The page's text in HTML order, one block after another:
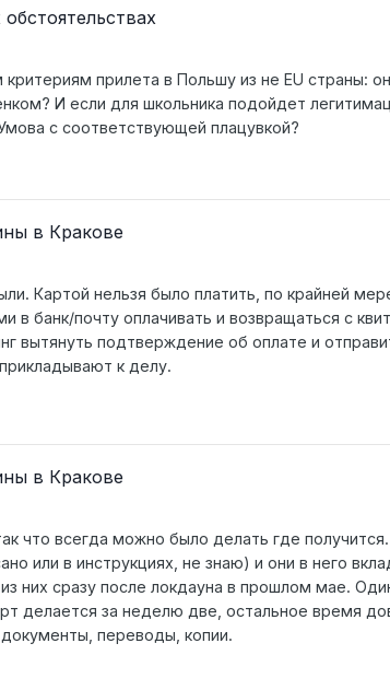
прилета в Польшу из не EU страны:
И если для школьника подойдет
с соответствующей плацувкой?
в Кракове
Картой нельзя было платить, по крайней
в банк/почту оплачивать и возвращаться с
вытянуть подтверждение об оплате и
к делу.
в Кракове
что всегда можно было делать где
или в инструкциях, не знаю) и они в него
них сразу после локдауна в прошлом мае.
делается за неделю две, остальное время
переводы, копии.